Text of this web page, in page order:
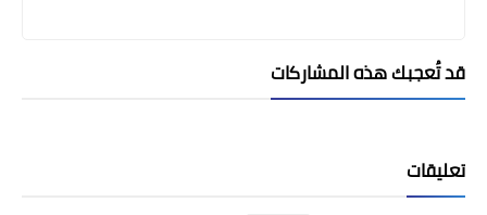
قد تُعجبك هذه المشاركات
تعليقات